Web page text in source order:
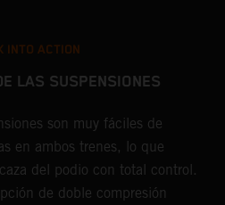
INTO ACTION
LAS SUSPENSIONES
son muy fáciles de
en ambos trenes, lo que
del podio con total control.
de doble compresión